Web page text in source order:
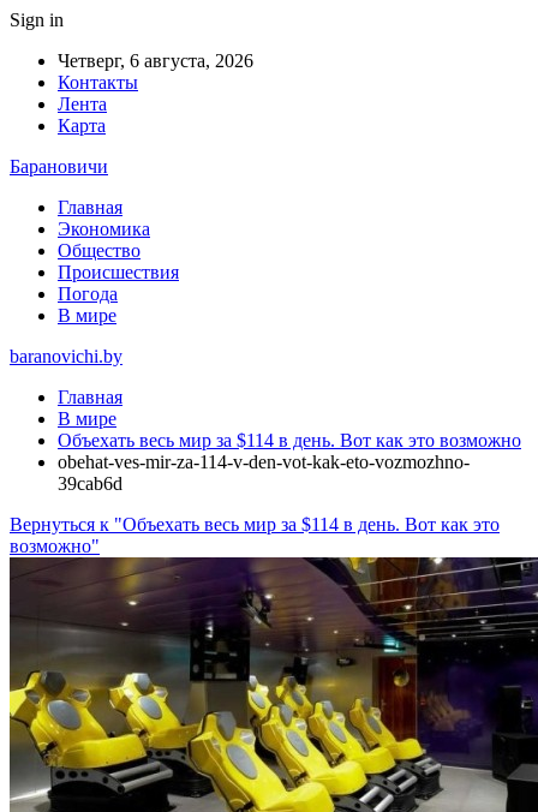
Sign in
Четверг, 6 августа, 2026
Контакты
Лента
Карта
Барановичи
Главная
Экономика
Общество
Происшествия
Погода
В мире
baranovichi.by
Главная
В мире
Объехать весь мир за $114 в день. Вот как это возможно
obehat-ves-mir-za-114-v-den-vot-kak-eto-vozmozhno-
39cab6d
Вернуться к "Объехать весь мир за $114 в день. Вот как это
возможно"